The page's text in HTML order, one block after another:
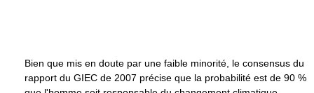
Bien que mis en doute par une faible minorité, le consensus du
rapport du GIEC de 2007 précise que la probabilité est de 90 %